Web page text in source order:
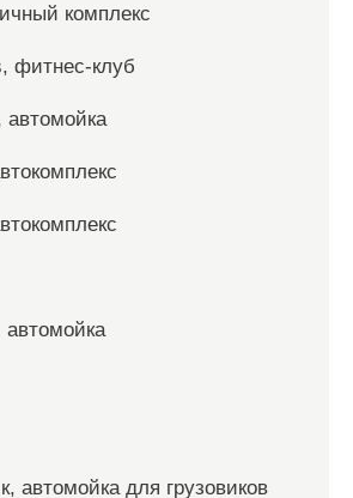
комплекс
фитнес-клуб
автомойка
автомойка для грузовиков